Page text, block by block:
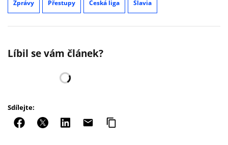
Zprávy Přestupy Česká liga Slavia
Líbil se vám článek?
Sdílejte: